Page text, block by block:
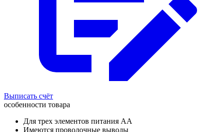
Выписать счёт
особенности товара
Для трех элементов питания АА
Имеются проволочные выводы